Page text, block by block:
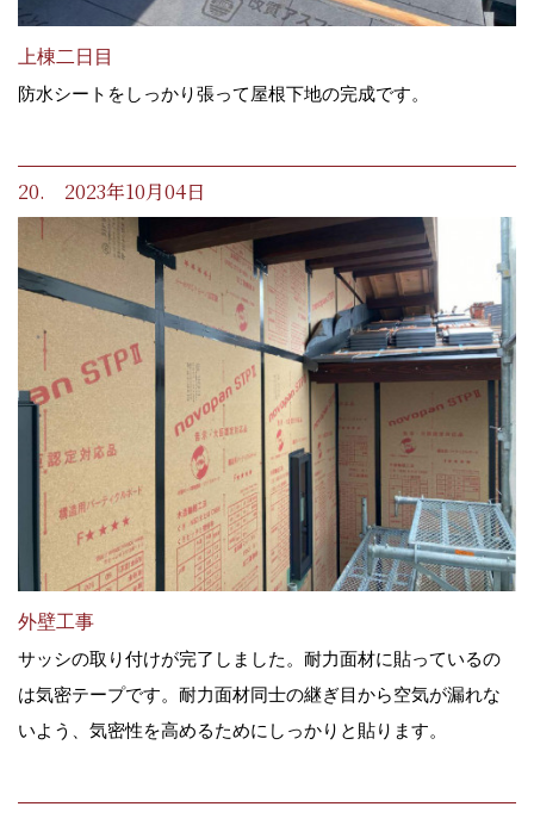
上棟二日目
防水シートをしっかり張って屋根下地の完成です。
20. 2023年10月04日
外壁工事
サッシの取り付けが完了しました。耐力面材に貼っているの
は気密テープです。耐力面材同士の継ぎ目から空気が漏れな
いよう、気密性を高めるためにしっかりと貼ります。